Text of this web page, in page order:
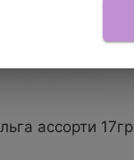
ассорти 17гр